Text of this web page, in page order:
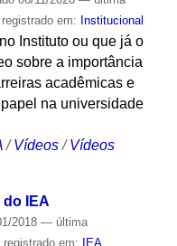
em: Institucional
Instituto ou que já o
sobre a importância
acadêmicas e
na universidade
/ Vídeos / Vídeos
do IEA
2018 — última
em: IEA,